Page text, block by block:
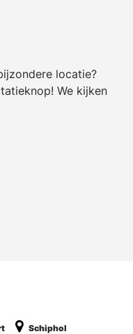
locatie?
We kijken
Schiphol